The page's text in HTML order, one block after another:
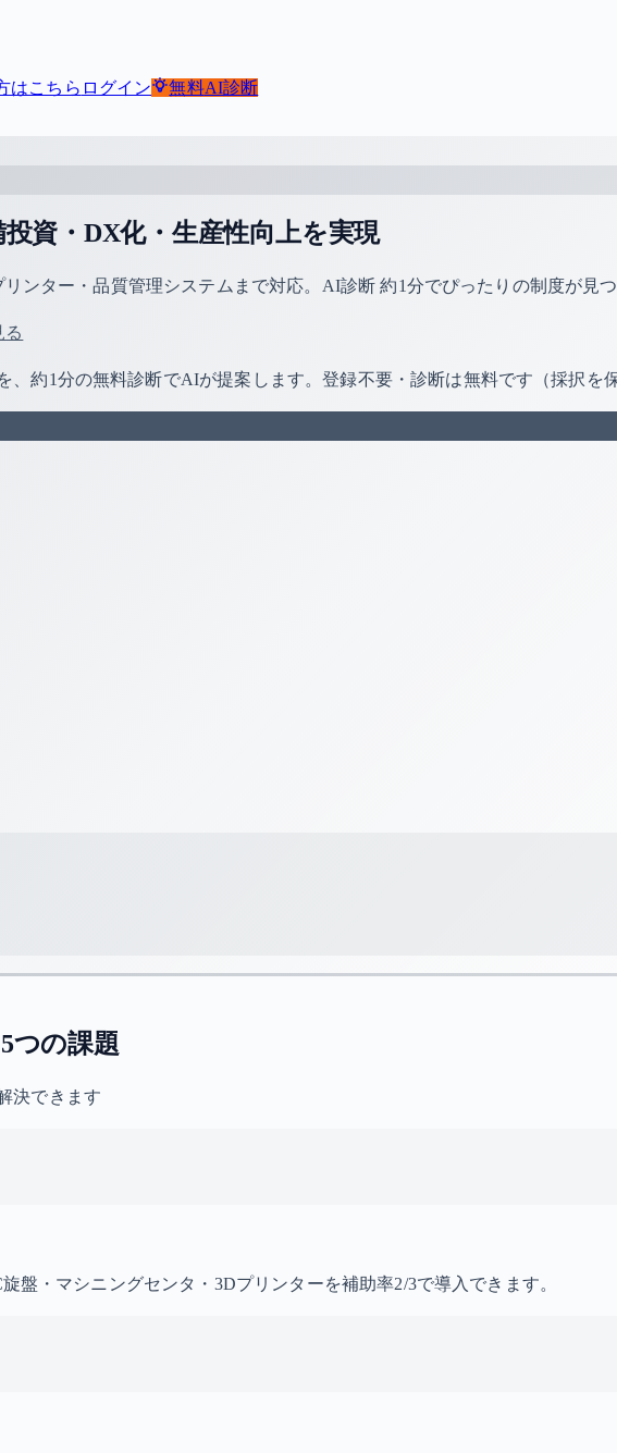
はこちら ログイン 無料AI診断
資・DX化・生産性向上を実現
ンター・品質管理システムまで対応。AI診断 約1分でぴったりの制度が見つ
る
、約1分の無料診断でAIが提案します。登録不要・診断は無料です（採択を
つの課題
決できます
盤・マシニングセンタ・3Dプリンターを補助率2/3で導入できます。